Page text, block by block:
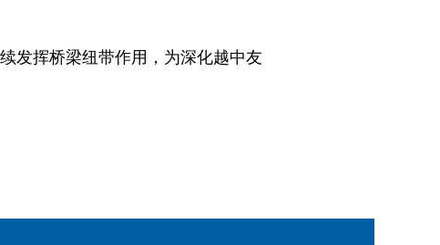
发挥桥梁纽带作用，为深化越中友